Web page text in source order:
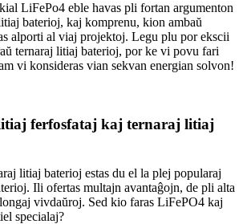
LiFePo4 eble havas pli fortan argumenton
baterioj, kaj komprenu, kion ambaŭ
alporti al viaj projektoj. Legu plu por ekscii
ternaraj litiaj baterioj, por ke vi povu fari
vi konsideras vian sekvan energian solvon!
ferfosfataj kaj ternaraj litiaj
litiaj baterioj estas du el la plej popularaj
Ili ofertas multajn avantaĝojn, de pli alta
vivdaŭroj. Sed kio faras LiFePO4 kaj
specialaj?